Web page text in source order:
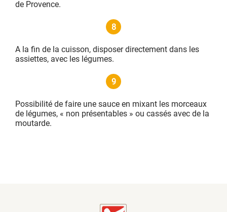
de Provence.
8
A la fin de la cuisson, disposer directement dans les
assiettes, avec les légumes.
9
Possibilité de faire une sauce en mixant les morceaux
de légumes, « non présentables » ou cassés avec de la
moutarde.